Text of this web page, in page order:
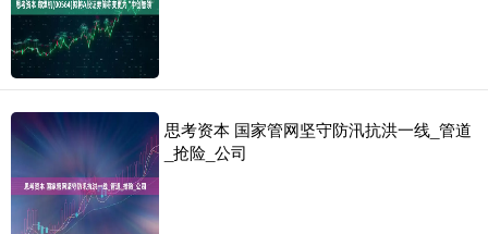
思考资本 国家管网坚守防汛抗洪一线_管道
_抢险_公司